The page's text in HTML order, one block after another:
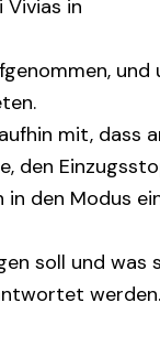
Vivias in
und
mit, dass
den
den Modus
soll und was
werden.